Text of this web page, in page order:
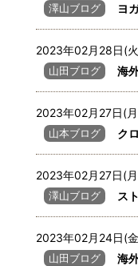
澤山ブログ ヨ
2023年02月28日(
山田ブログ 海
2023年02月27日(
山本ブログ ク
2023年02月27日(
澤山ブログ ス
2023年02月24日(
山田ブログ 海